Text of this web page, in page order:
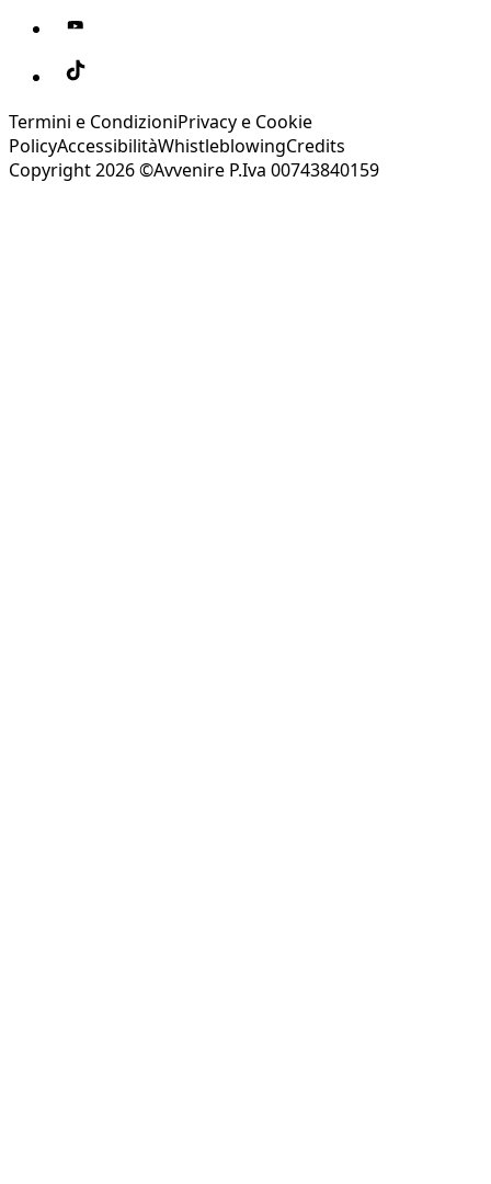
Termini e CondizioniPrivacy e Cookie
PolicyAccessibilitàWhistleblowingCredits
Copyright 2026 ©Avvenire P.Iva 00743840159